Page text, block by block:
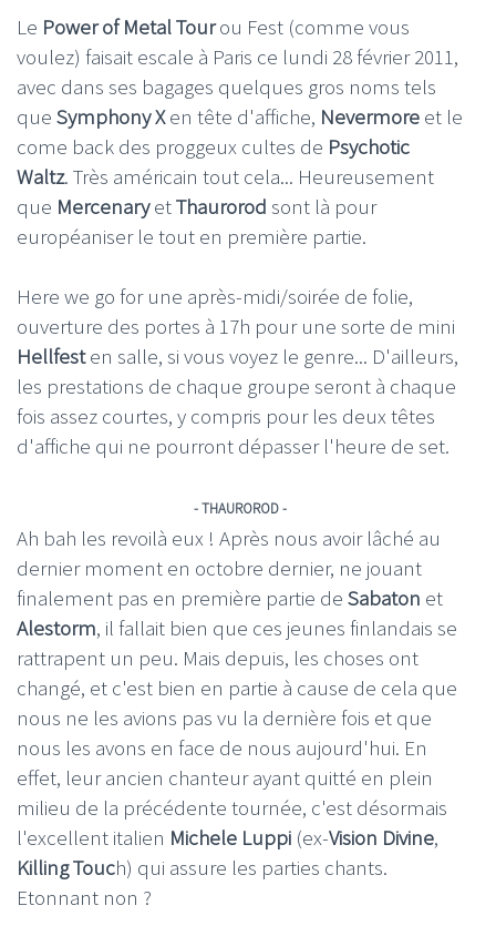
Le Power of Metal Tourou Fest (comme vous
voulez) faisait escale à Paris ce lundi 28 février 2011,
avec dans ses bagages quelques gros noms tels
que Symphony Xen tête d'affiche, Nevermore et le
come back des proggeux cultes de Psychotic
Waltz. Très américain tout cela... Heureusement
que MercenaryetThaurorod sont là pour
européaniser le tout en première partie.
Here we go for une après-midi/soirée de folie,
ouverture des portes à 17h pour une sorte de mini
Hellfesten salle, si vous voyez le genre... D'ailleurs,
les prestations de chaque groupe seront à chaque
fois assez courtes, y compris pour les deux têtes
d'affiche qui ne pourront dépasser l'heure de set.
- THAUROROD -
Ah bah les revoilà eux ! Après nous avoir lâché au
dernier moment en octobre dernier, ne jouant
finalement pas en première partie de Sabaton et
Alestorm, il fallait bien que ces jeunes finlandais se
rattrapent un peu. Mais depuis, les choses ont
changé, et c'est bien en partie à cause de cela que
nous ne les avions pas vu la dernière fois et que
nous les avons en face de nous aujourd'hui. En
effet, leur ancien chanteur ayant quitté en plein
milieu de la précédente tournée, c'est désormais
l'excellent italien Michele Luppi (ex-Vision Divine,
Killing Touch) qui assure les parties chants.
Etonnant non ?